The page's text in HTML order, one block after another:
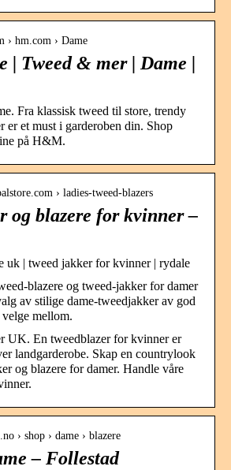
› hm.com › Dame
| Tweed & mer | Dame |
Fra klassisk tweed til store, trendy
er et must i garderoben din. Shop
på H&M.
› ladies-tweed-blazers
og blazere for kvinner –
uk | tweed jakker for kvinner | rydale
blazere og tweed-jakker for damer
av stilige dame-tweedjakker av god
mellom.
UK. En tweedblazer for kvinner er
landgarderobe. Skap en countrylook
og blazere for damer. Handle våre
› shop › dame › blazere
– Follestad